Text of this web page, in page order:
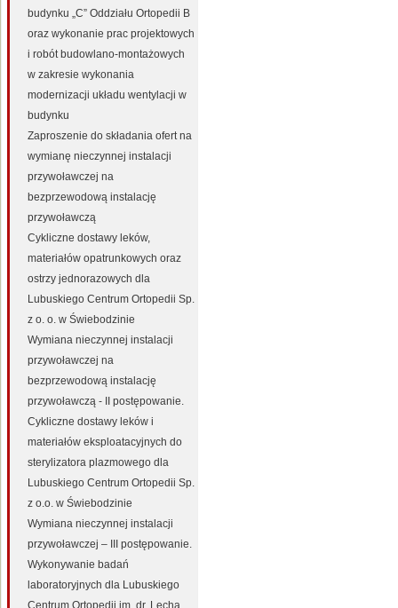
budynku „C” Oddziału Ortopedii B
oraz wykonanie prac projektowych
i robót budowlano-montażowych
w zakresie wykonania
modernizacji układu wentylacji w
budynku
Zaproszenie do składania ofert na
wymianę nieczynnej instalacji
przywoławczej na
bezprzewodową instalację
przywoławczą
Cykliczne dostawy leków,
materiałów opatrunkowych oraz
ostrzy jednorazowych dla
Lubuskiego Centrum Ortopedii Sp.
z o. o. w Świebodzinie
Wymiana nieczynnej instalacji
przywoławczej na
bezprzewodową instalację
przywoławczą - II postępowanie.
Cykliczne dostawy leków i
materiałów eksploatacyjnych do
sterylizatora plazmowego dla
Lubuskiego Centrum Ortopedii Sp.
z o.o. w Świebodzinie
Wymiana nieczynnej instalacji
przywoławczej – III postępowanie.
Wykonywanie badań
laboratoryjnych dla Lubuskiego
Centrum Ortopedii im. dr. Lecha